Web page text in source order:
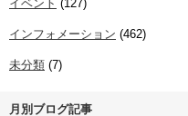
イベント (127)
インフォメーション (462)
未分類 (7)
月別ブログ記事